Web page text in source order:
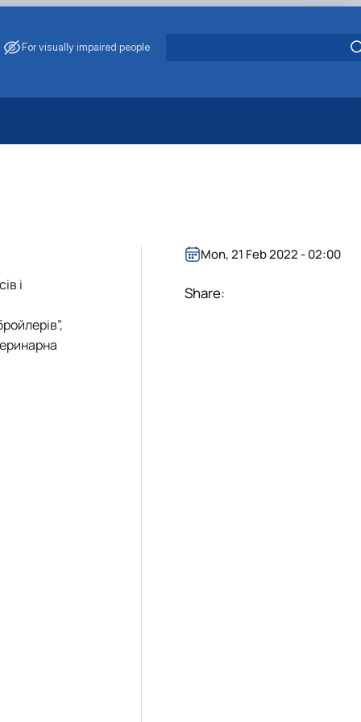
For visually impaired people
Saving
Eco-Safe and Organic Products
і
Mon, 21 Feb 2022 - 02:00
Share: